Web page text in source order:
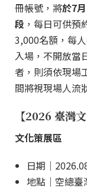
冊帳號，將於7
段 ，每日可供
3,000名額，每
入場，不開放當
者，則須依現場
間將視現場人流
【2026 臺灣文
文化策展區
日期｜
地點｜空總臺